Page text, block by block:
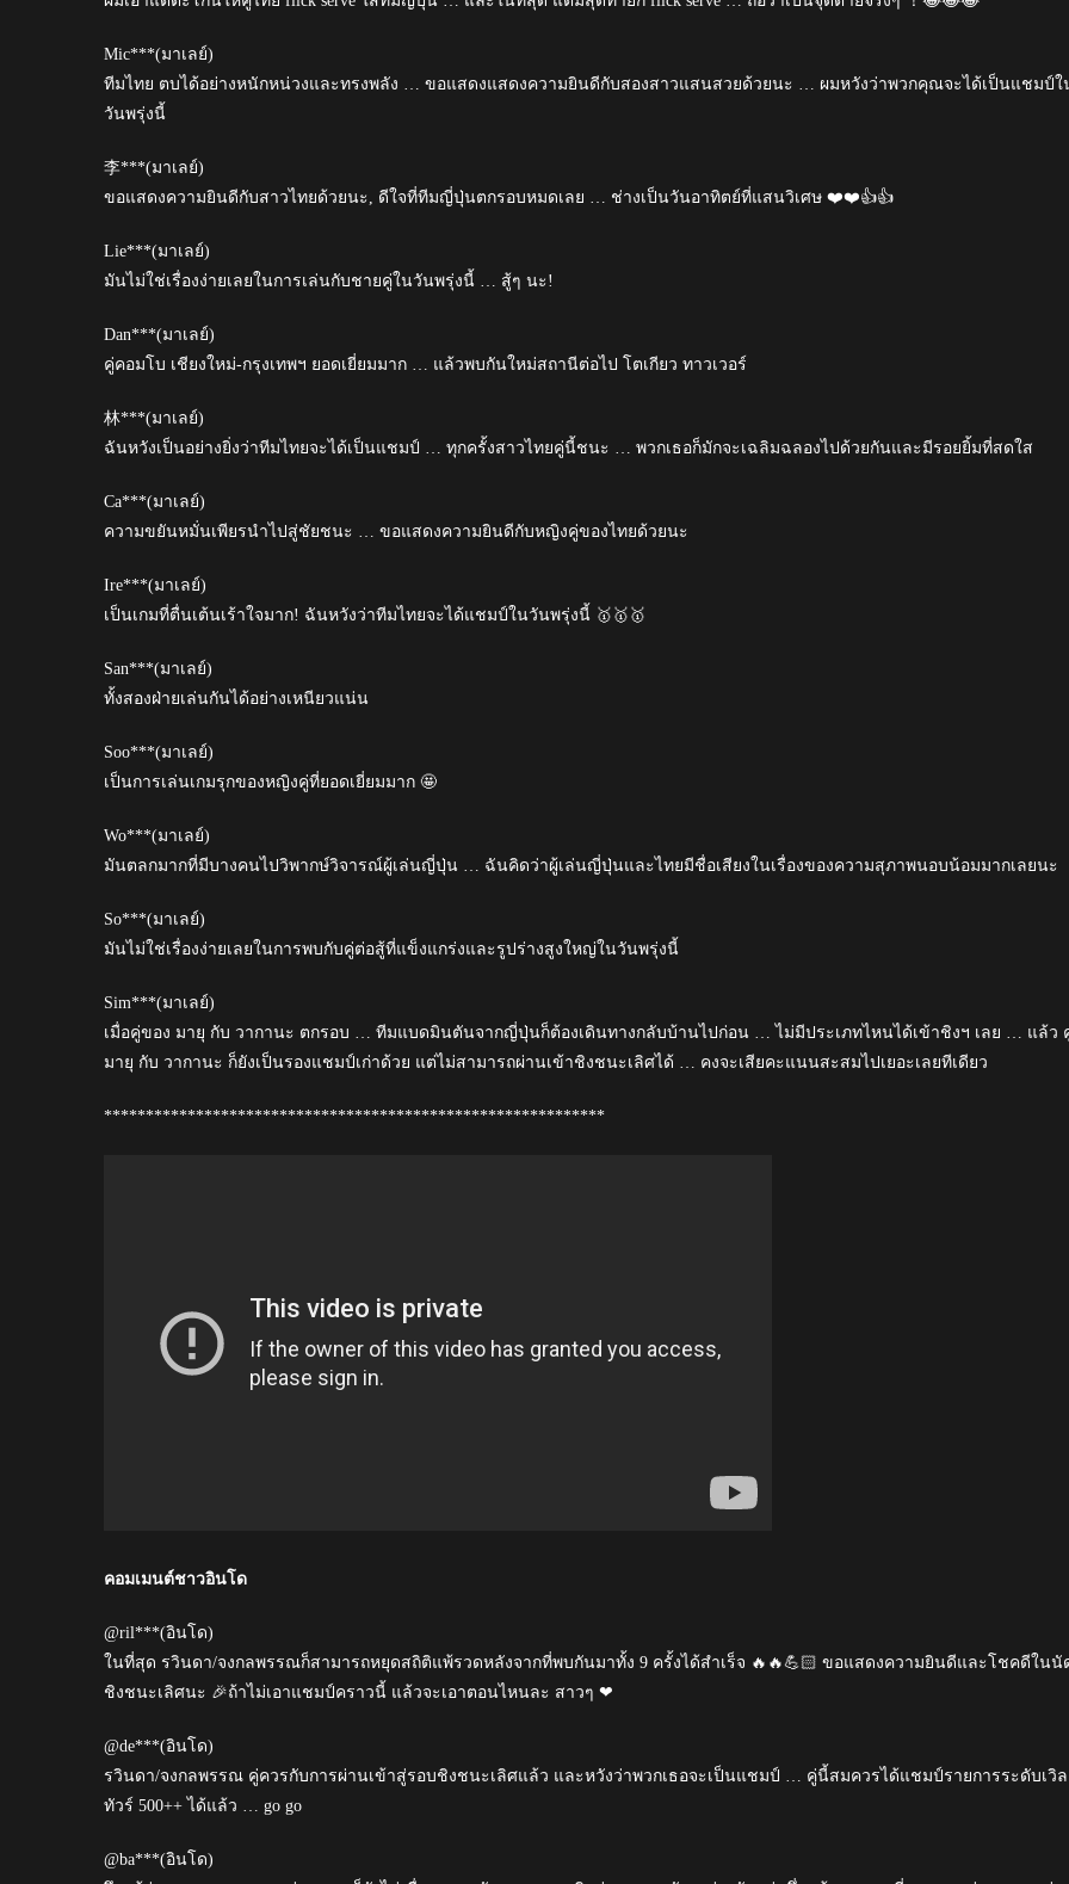
Mic***(มาเลย์)
ทีมไทย ตบได้อย่างหนักหน่วงและทรงพลัง … ขอแสดงแสดงความยินดีกับสองสาวแสนสวยด้วยนะ … ผมหวังว่าพวกคุณจะได้เป็นแชมป์ใ
วันพรุ่งนี้
李***(มาเลย์)
ขอแสดงความยินดีกับสาวไทยด้วยนะ, ดีใจที่ทีมญี่ปุ่นตกรอบหมดเลย … ช่างเป็นวันอาทิตย์ที่แสนวิเศษ ❤️❤️👍👍
Lie***(มาเลย์)
มันไม่ใช่เรื่องง่ายเลยในการเล่นกับชายคู่ในวันพรุ่งนี้ … สู้ๆ นะ!
Dan***(มาเลย์)
คู่คอมโบ เชียงใหม่-กรุงเทพฯ ยอดเยี่ยมมาก … แล้วพบกันใหม่สถานีต่อไป โตเกียว ทาวเวอร์
林***(มาเลย์)
ฉันหวังเป็นอย่างยิ่งว่าทีมไทยจะได้เป็นแชมป์ … ทุกครั้งสาวไทยคู่นี้ชนะ … พวกเธอก็มักจะเฉลิมฉลองไปด้วยกันและมีรอยยิ้มที่สดใส
Ca***(มาเลย์)
ความขยันหมั่นเพียรนำไปสู่ชัยชนะ … ขอแสดงความยินดีกับหญิงคู่ของไทยด้วยนะ
Ire***(มาเลย์)
เป็นเกมที่ตื่นเต้นเร้าใจมาก! ฉันหวังว่าทีมไทยจะได้แชมป์ในวันพรุ่งนี้ 🥇🥇🥇
San***(มาเลย์)
ทั้งสองฝ่ายเล่นกันได้อย่างเหนียวแน่น
Soo***(มาเลย์)
เป็นการเล่นเกมรุกของหญิงคู่ที่ยอดเยี่ยมมาก 🤩
Wo***(มาเลย์)
มันตลกมากที่มีบางคนไปวิพากษ์วิจารณ์ผู้เล่นญี่ปุ่น … ฉันคิดว่าผู้เล่นญี่ปุ่นและไทยมีชื่อเสียงในเรื่องของความสุภาพนอบน้อมมากเลยนะ
So***(มาเลย์)
มันไม่ใช่เรื่องง่ายเลยในการพบกับคู่ต่อสู้ที่แข็งแกร่งและรูปร่างสูงใหญ่ในวันพรุ่งนี้
Sim***(มาเลย์)
เมื่อคู่ของ มายุ กับ วากานะ ตกรอบ … ทีมแบดมินตันจากญี่ปุ่นก็ต้องเดินทางกลับบ้านไปก่อน … ไม่มีประเภทไหนได้เข้าชิงฯ เลย … แล้ว
มายุ กับ วากานะ ก็ยังเป็นรองแชมป์เก่าด้วย แต่ไม่สามารถผ่านเข้าชิงชนะเลิศได้ … คงจะเสียคะแนนสะสมไปเยอะเลยทีเดียว
************************************************************
คอมเมนต์ชาวอินโด
@ril***(อินโด)
ในที่สุด รวินดา/จงกลพรรณก็สามารถหยุดสถิติแพ้รวดหลังจากที่พบกันมาทั้ง 9 ครั้งได้สำเร็จ 🔥🔥💪🏻 ขอแสดงความยินดีและโชคดีในนั
ชิงชนะเลิศนะ 🎉ถ้าไม่เอาแชมป์คราวนี้ แล้วจะเอาตอนไหนละ สาวๆ ❤
@de***(อินโด)
รวินดา/จงกลพรรณ คู่ควรกับการผ่านเข้าสู่รอบชิงชนะเลิศแล้ว และหวังว่าพวกเธอจะเป็นแชมป์ … คู่นี้สมควรได้แชมป์รายการระดับเวิ
ทัวร์ 500++ ได้แล้ว … go go
@ba***(อินโด)